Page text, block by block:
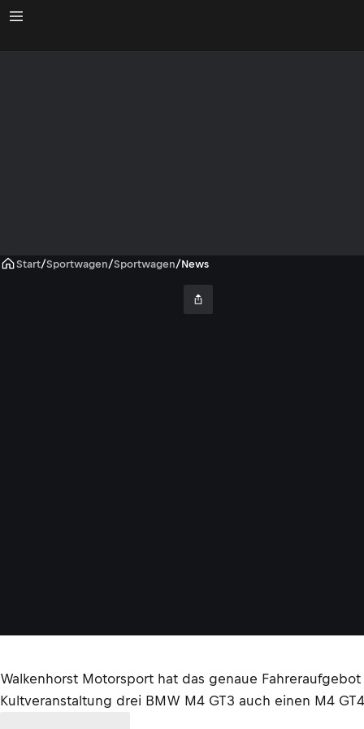
Start/Sportwagen/Sportwagen/News
Walkenhorst Motorsport hat das genaue
Kultveranstaltung drei BMW M4 GT3 auch einen M4